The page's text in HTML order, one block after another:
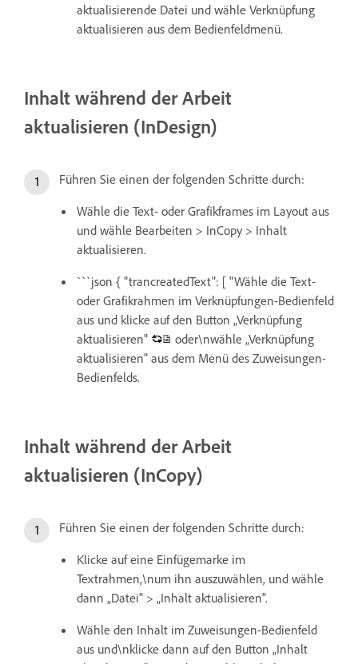
aktualisierende Datei und wähle Verknüpfung
aktualisieren aus dem Bedienfeldmenü.
Inhalt während der Arbeit
aktualisieren (InDesign)
Führen Sie einen der folgenden Schritte durch:
Wähle die Text- oder Grafikframes im Layout aus
und wähle Bearbeiten > InCopy > Inhalt
aktualisieren.
```json { "trancreatedText": [ "Wähle die Text-
oder Grafikrahmen im Verknüpfungen-Bedienfeld
aus und klicke auf den Button „Verknüpfung
aktualisieren"
oder\nwähle „Verknüpfung
aktualisieren" aus dem Menü des Zuweisungen-
Bedienfelds.
Inhalt während der Arbeit
aktualisieren (InCopy)
Führen Sie einen der folgenden Schritte durch:
Klicke auf eine Einfügemarke im
Textrahmen,\num ihn auszuwählen, und wähle
dann „Datei" > „Inhalt aktualisieren".
Wähle den Inhalt im Zuweisungen-Bedienfeld
aus und\nklicke dann auf den Button „Inhalt